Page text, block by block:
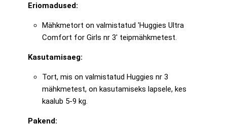
Eriomadused:
Mähkmetort on valmistatud 'Huggies Ultra
Comfort for Girls nr 3' teipmähkmetest.
Kasutamisaeg:
Tort, mis on valmistatud Huggies nr 3
mähkmetest, on kasutamiseks lapsele, kes
kaalub 5-9 kg.
Pakend: